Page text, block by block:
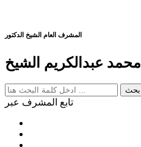
المشرف العام الشيخ الدكتور
محمد عبدالكريم الشيخ
تابع المشرف عبر